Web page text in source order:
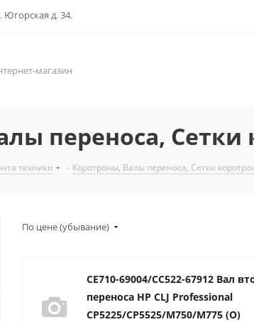
Югорская д. 34.
магазин
переноса, Сетки
техники - Коротроны, Валы переноса, Сетки
По цене (убывание)
CE710-69004/CC522-67912 Вал
переноса HP CLJ Professional
CP5225/CP5525/M750/M775 (O)